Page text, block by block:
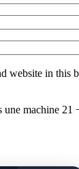
website in this
une machine 21